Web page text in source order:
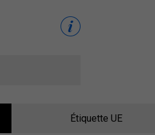
Étiquette UE